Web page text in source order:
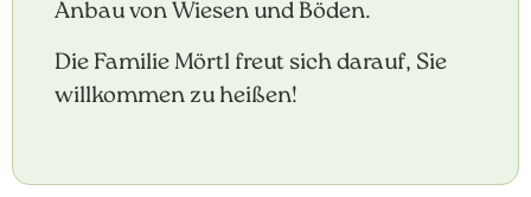
Anbau von Wiesen und Böden.
Die Familie Mörtl freut sich darauf, Sie
willkommen zu heißen!